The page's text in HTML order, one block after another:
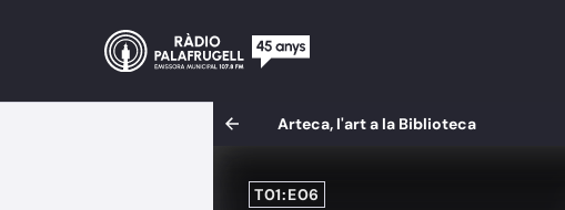
Arteca, l'art a la Biblioteca
T01:E06